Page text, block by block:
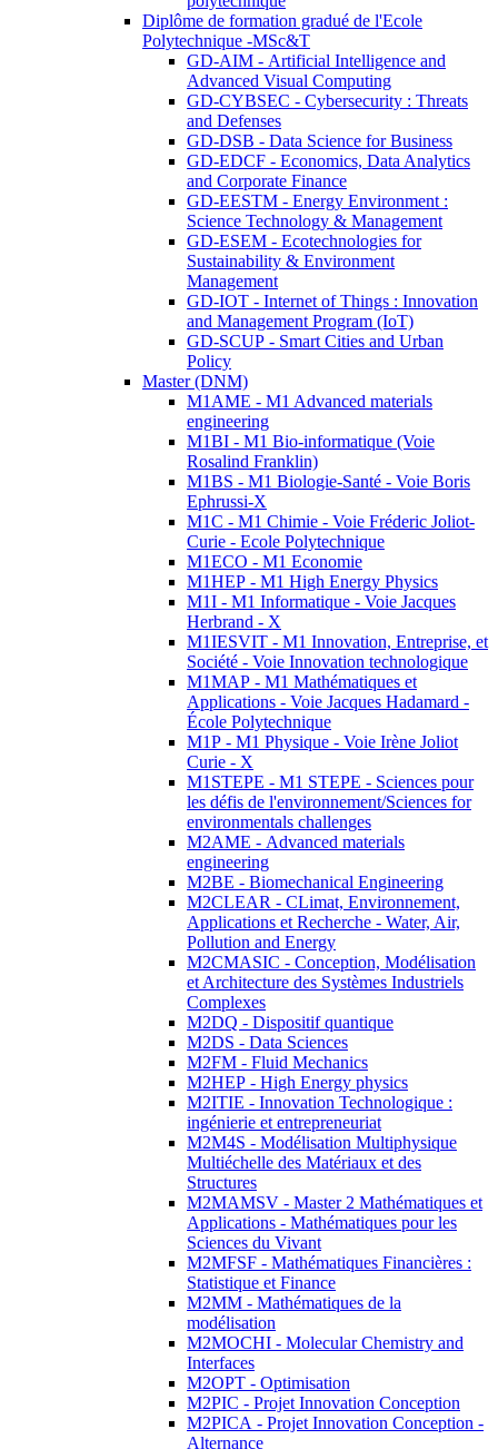
Diplôme de formation gradué de l'Ecole
Polytechnique -MSc&T
GD-AIM - Artificial Intelligence and
Advanced Visual Computing
GD-CYBSEC - Cybersecurity : Threats
and Defenses
GD-DSB - Data Science for Business
GD-EDCF - Economics, Data Analytics
and Corporate Finance
GD-EESTM - Energy Environment :
Science Technology & Management
GD-ESEM - Ecotechnologies for
Sustainability & Environment
Management
GD-IOT - Internet of Things : Innovation
and Management Program (IoT)
GD-SCUP - Smart Cities and Urban
Policy
Master (DNM)
M1AME - M1 Advanced materials
engineering
M1BI - M1 Bio-informatique (Voie
Rosalind Franklin)
M1BS - M1 Biologie-Santé - Voie Boris
Ephrussi-X
M1C - M1 Chimie - Voie Fréderic Joliot-
Curie - Ecole Polytechnique
M1ECO - M1 Economie
M1HEP - M1 High Energy Physics
M1I - M1 Informatique - Voie Jacques
Herbrand - X
M1IESVIT - M1 Innovation, Entreprise, et
Société - Voie Innovation technologique
M1MAP - M1 Mathématiques et
Applications - Voie Jacques Hadamard -
École Polytechnique
M1P - M1 Physique - Voie Irène Joliot
Curie - X
M1STEPE - M1 STEPE - Sciences pour
les défis de l'environnement/Sciences for
environmentals challenges
M2AME - Advanced materials
engineering
M2BE - Biomechanical Engineering
M2CLEAR - CLimat, Environnement,
Applications et Recherche - Water, Air,
Pollution and Energy
M2CMASIC - Conception, Modélisation
et Architecture des Systèmes Industriels
Complexes
M2DQ - Dispositif quantique
M2DS - Data Sciences
M2FM - Fluid Mechanics
M2HEP - High Energy physics
M2ITIE - Innovation Technologique :
ingénierie et entrepreneuriat
M2M4S - Modélisation Multiphysique
Multiéchelle des Matériaux et des
Structures
M2MAMSV - Master 2 Mathématiques et
Applications - Mathématiques pour les
Sciences du Vivant
M2MFSF - Mathématiques Financières :
Statistique et Finance
M2MM - Mathématiques de la
modélisation
M2MOCHI - Molecular Chemistry and
Interfaces
M2OPT - Optimisation
M2PIC - Projet Innovation Conception
M2PICA - Projet Innovation Conception -
Alternance